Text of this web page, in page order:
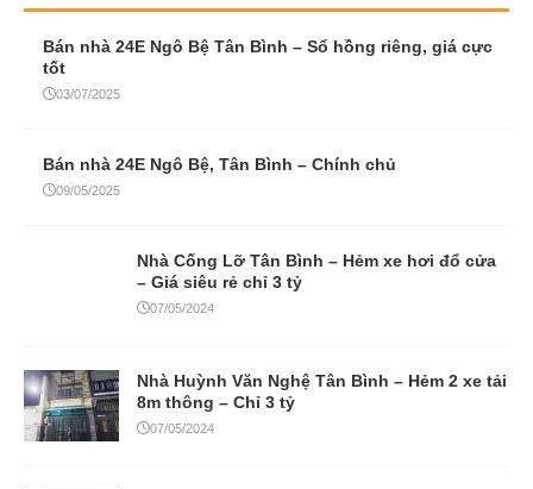
Bán nhà 24E Ngô Bệ Tân Bình – Sổ hồng riêng, giá cực
tốt
03/07/2025
Bán nhà 24E Ngô Bệ, Tân Bình – Chính chủ
09/05/2025
Nhà Cống Lỡ Tân Bình – Hẻm xe hơi đổ cửa
– Giá siêu rẻ chỉ 3 tỷ
07/05/2024
Nhà Huỳnh Văn Nghệ Tân Bình – Hẻm 2 xe tải
8m thông – Chỉ 3 tỷ
07/05/2024